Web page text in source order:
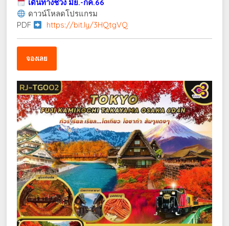
เดินทางช่วง มิย.-กค.66
ดาวน์โหลดโปรแกรม
PDF
https://bit.ly/3HQtgVQ
จองเลย